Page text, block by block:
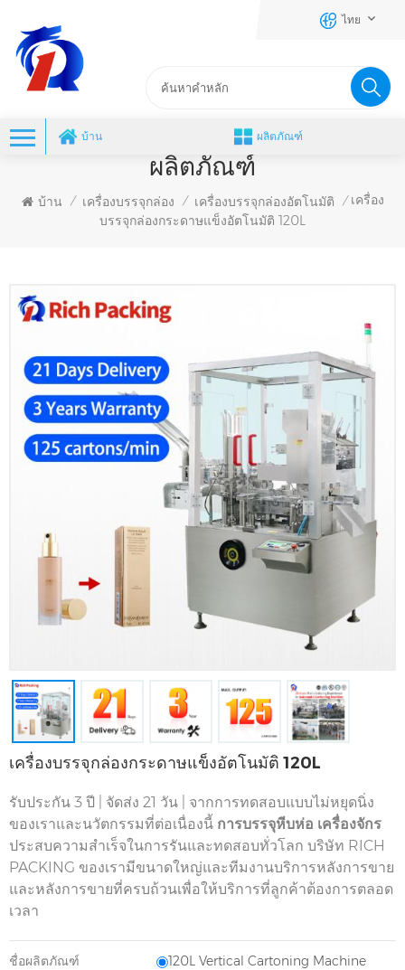
ไทย
บ้าน ผลิตภัณฑ์
ผลิตภัณฑ์
บ้าน / เครื่องบรรจุกล่อง / เครื่องบรรจุกล่องอัตโนมัติ / เครื่อง
บรรจุกล่องกระดาษแข็งอัตโนมัติ 120L
เครื่องบรรจุกล่องกระดาษแข็งอัตโนมัติ 120L
รับประกัน 3 ปี | จัดส่ง 21 วัน | จากการทดสอบแบบไม่หยุดนิ่ง
ของเราและนวัตกรรมที่ต่อเนื่องนี้ การบรรจุหีบห่อ เครื่องจักร
ประสบความสำเร็จในการรันและทดสอบทั่วโลก บริษัท RICH
PACKING ของเรามีขนาดใหญ่และทีมงานบริการหลังการขาย
และหลังการขายที่ครบถ้วนเพื่อให้บริการที่ลูกค้าต้องการตลอด
เวลา
ชื่อผลิตภัณฑ์ 120L Vertical Cartoning Machine